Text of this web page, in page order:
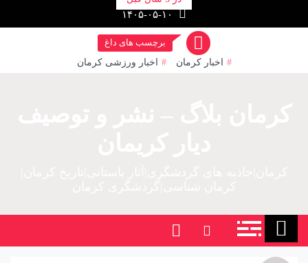
برچسب های داغ
اخبار کرمان اخبار ورزشی کرمان